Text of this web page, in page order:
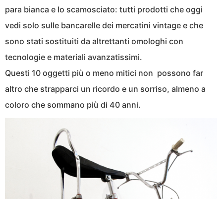
para bianca e lo scamosciato: tutti prodotti che oggi
vedi solo sulle bancarelle dei mercatini vintage e che
sono stati sostituiti da altrettanti omologhi con
tecnologie e materiali avanzatissimi.
Questi 10 oggetti più o meno mitici non possono far
altro che strapparci un ricordo e un sorriso, almeno a
coloro che sommano più di 40 anni.